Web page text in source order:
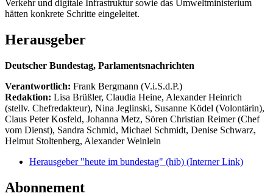
Verkehr und digitale Infrastruktur sowie das Umweltministerium
hätten konkrete Schritte eingeleitet.
Herausgeber
Deutscher Bundestag, Parlamentsnachrichten
Verantwortlich: Frank Bergmann (V.i.S.d.P.)
Redaktion: Lisa Brüßler, Claudia Heine, Alexander Heinrich
(stellv. Chefredakteur), Nina Jeglinski, Susanne Ködel (Volontärin),
Claus Peter Kosfeld, Johanna Metz, Sören Christian Reimer (Chef
vom Dienst), Sandra Schmid, Michael Schmidt, Denise Schwarz,
Helmut Stoltenberg, Alexander Weinlein
Herausgeber "heute im bundestag" (hib) (Interner Link)
Abonnement